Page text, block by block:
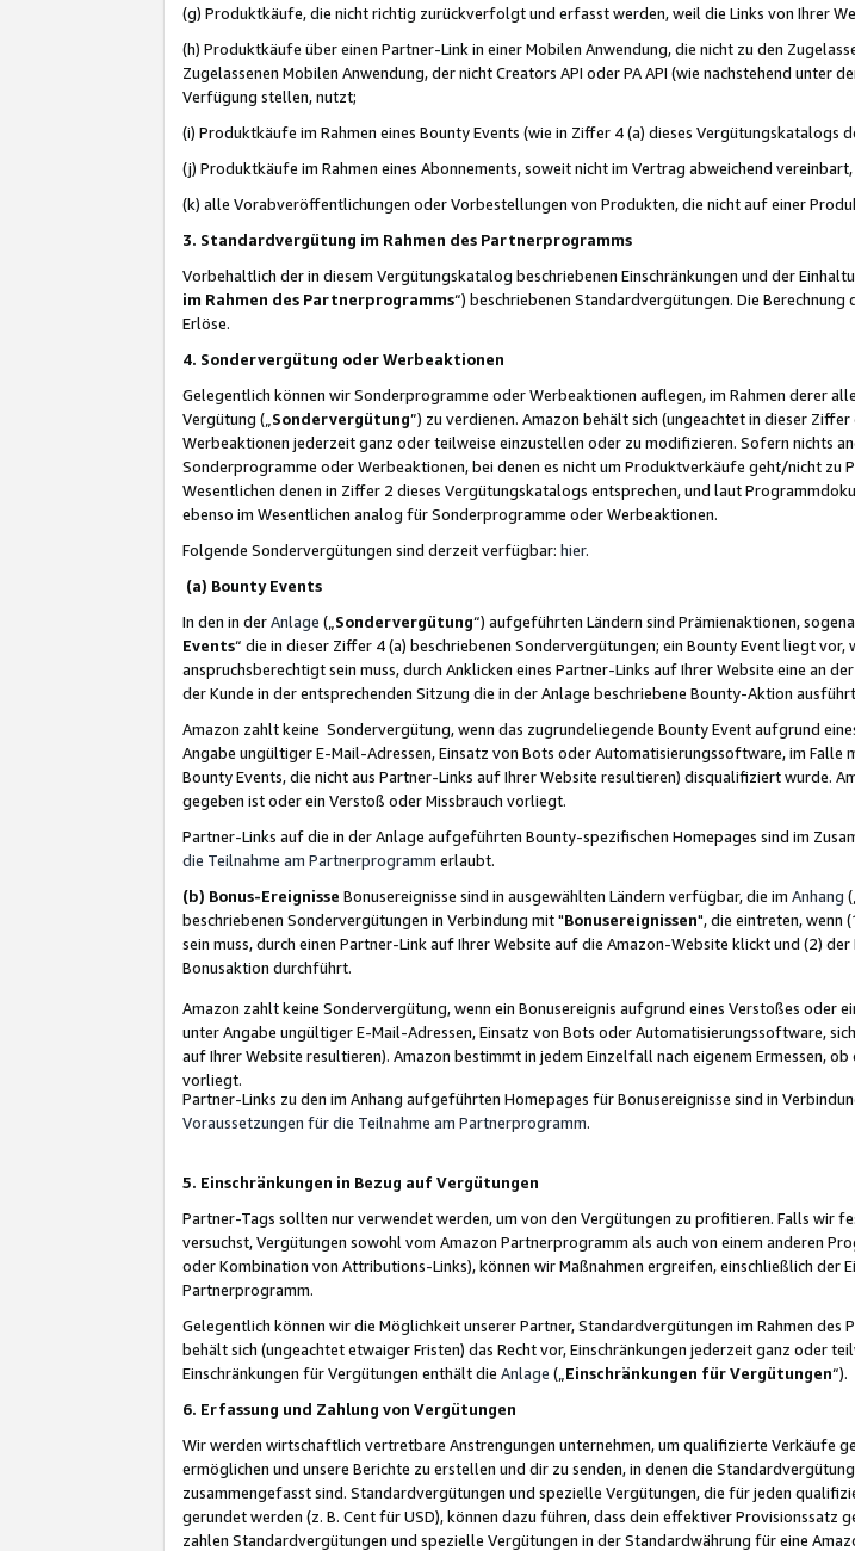
(g) Produktkäufe, die nicht richtig zurückverfolgt und erfasst werden, weil die Links von Ihrer
(h) Produktkäufe über einen Partner-Link in einer Mobilen Anwendung, die nicht zu den
Zugelassenen Mobilen Anwendung, der nicht Creators API oder PA API (wie nachstehend
Verfügung stellen, nutzt;
(i) Produktkäufe im Rahmen eines Bounty Events (wie in Ziffer 4 (a) dieses
(j) Produktkäufe im Rahmen eines Abonnements, soweit nicht im Vertrag abweichend vereinbart,
(k) alle Vorabveröffentlichungen oder Vorbestellungen von Produkten, die nicht auf einer
3. Standardvergütung im Rahmen des Partnerprogramms
Vorbehaltlich der in diesem Vergütungskatalog beschriebenen Einschränkungen und der
im Rahmen des Partnerprogramms“) beschriebenen Standardvergütungen. Die
Erlöse.
4. Sondervergütung oder Werbeaktionen
Gelegentlich können wir Sonderprogramme oder Werbeaktionen auflegen, im Rahmen derer
Vergütung („ Sondervergütung”) zu verdienen. Amazon behält sich (ungeachtet in dieser
Werbeaktionen jederzeit ganz oder teilweise einzustellen oder zu modifizieren. Sofern nichts
Sonderprogramme oder Werbeaktionen, bei denen es nicht um Produktverkäufe geht/nicht
Wesentlichen denen in Ziffer 2 dieses Vergütungskatalogs entsprechen, und laut
ebenso im Wesentlichen analog für Sonderprogramme oder Werbeaktionen.
Folgende Sondervergütungen sind derzeit verfügbar: hier.
(a) Bounty Events
In den in derAnlage („ Sondervergütung“) aufgeführten Ländern sind Prämienaktionen,
Events“ die in dieser Ziffer 4 (a) beschriebenen Sondervergütungen; ein Bounty Event liegt
anspruchsberechtigt sein muss, durch Anklicken eines Partner-Links auf Ihrer Website eine an
der Kunde in der entsprechenden Sitzung die in der Anlage beschriebene Bounty-Aktion
Amazon zahlt keine Sondervergütung, wenn das zugrundeliegende Bounty Event aufgrund
Angabe ungültiger E-Mail-Adressen, Einsatz von Bots oder Automatisierungssoftware, im
Bounty Events, die nicht aus Partner-Links auf Ihrer Website resultieren) disqualifiziert wurde.
gegeben ist oder ein Verstoß oder Missbrauch vorliegt.
Partner-Links auf die in der Anlage aufgeführten Bounty-spezifischen Homepages sind im
die Teilnahme am Partnerprogramm erlaubt.
(b) Bonus-Ereignisse Bonusereignisse sind in ausgewählten Ländern verfügbar, die im Anhang („
beschriebenen Sondervergütungen in Verbindung mit "Bonusereignissen", die eintreten, wenn
sein muss, durch einen Partner-Link auf Ihrer Website auf die Amazon-Website klickt und (2)
Bonusaktion durchführt.
Amazon zahlt keine Sondervergütung, wenn ein Bonusereignis aufgrund eines Verstoßes oder
unter Angabe ungültiger E-Mail-Adressen, Einsatz von Bots oder Automatisierungssoftware,
auf Ihrer Website resultieren). Amazon bestimmt in jedem Einzelfall nach eigenem Ermessen,
vorliegt.
Partner-Links zu den im Anhang aufgeführten Homepages für Bonusereignisse sind in
Voraussetzungen für die Teilnahme am Partnerprogramm.
5. Einschränkungen in Bezug auf Vergütungen
Partner-Tags sollten nur verwendet werden, um von den Vergütungen zu profitieren. Falls wir
versuchst, Vergütungen sowohl vom Amazon Partnerprogramm als auch von einem anderen
oder Kombination von Attributions-Links), können wir Maßnahmen ergreifen, einschließlich der
Partnerprogramm.
Gelegentlich können wir die Möglichkeit unserer Partner, Standardvergütungen im Rahmen
behält sich (ungeachtet etwaiger Fristen) das Recht vor, Einschränkungen jederzeit ganz oder
Einschränkungen für Vergütungen enthält die Anlage („ Einschränkungen für Vergütungen“).
6. Erfassung und Zahlung von Vergütungen
Wir werden wirtschaftlich vertretbare Anstrengungen unternehmen, um qualifizierte Verkäufe
ermöglichen und unsere Berichte zu erstellen und dir zu senden, in denen die
zusammengefasst sind. Standardvergütungen und spezielle Vergütungen, die für jeden
gerundet werden (z. B. Cent für USD), können dazu führen, dass dein effektiver
zahlen Standardvergütungen und spezielle Vergütungen in der Standardwährung für eine